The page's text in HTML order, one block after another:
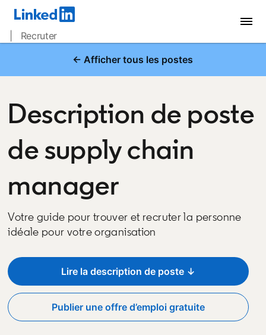
| Recruter
← Afficher tous les postes
Description de poste
de supply chain
manager
Votre guide pour trouver et recruter la personne
idéale pour votre organisation
Lire la description de poste ↓
Publier une offre d’emploi gratuite
opens in a new tab